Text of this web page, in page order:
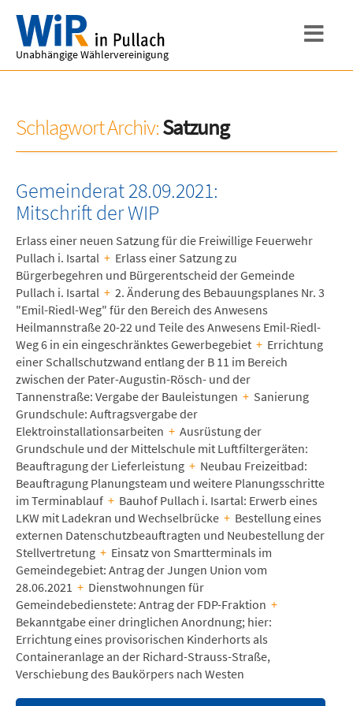
Unabhängige Wählervereinigung
Schlagwort Archiv:Satzung
Gemeinderat 28.09.2021:
Mitschrift der WIP
Erlass einer neuen Satzung für die Freiwillige Feuerwehr
Pullach i. Isartal + Erlass einer Satzung zu
Bürgerbegehren und Bürgerentscheid der Gemeinde
Pullach i. Isartal + 2. Änderung des Bebauungsplanes Nr. 3
"Emil-Riedl-Weg" für den Bereich des Anwesens
Heilmannstraße 20-22 und Teile des Anwesens Emil-Riedl-
Weg 6 in ein eingeschränktes Gewerbegebiet + Errichtung
einer Schallschutzwand entlang der B 11 im Bereich
zwischen der Pater-Augustin-Rösch- und der
Tannenstraße: Vergabe der Bauleistungen + Sanierung
Grundschule: Auftragsvergabe der
Elektroinstallationsarbeiten + Ausrüstung der
Grundschule und der Mittelschule mit Luftfiltergeräten:
Beauftragung der Lieferleistung + Neubau Freizeitbad:
Beauftragung Planungsteam und weitere Planungsschritte
im Terminablauf + Bauhof Pullach i. Isartal: Erwerb eines
LKW mit Ladekran und Wechselbrücke + Bestellung eines
externen Datenschutzbeauftragten und Neubestellung der
Stellvertretung + Einsatz von Smartterminals im
Gemeindegebiet: Antrag der Jungen Union vom
28.06.2021 + Dienstwohnungen für
Gemeindebedienstete: Antrag der FDP-Fraktion +
Bekanntgabe einer dringlichen Anordnung; hier:
Errichtung eines provisorischen Kinderhorts als
Containeranlage an der Richard-Strauss-Straße,
Verschiebung des Baukörpers nach Westen